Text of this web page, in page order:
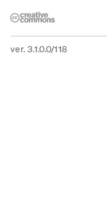
ver. 3.1.0.0/118